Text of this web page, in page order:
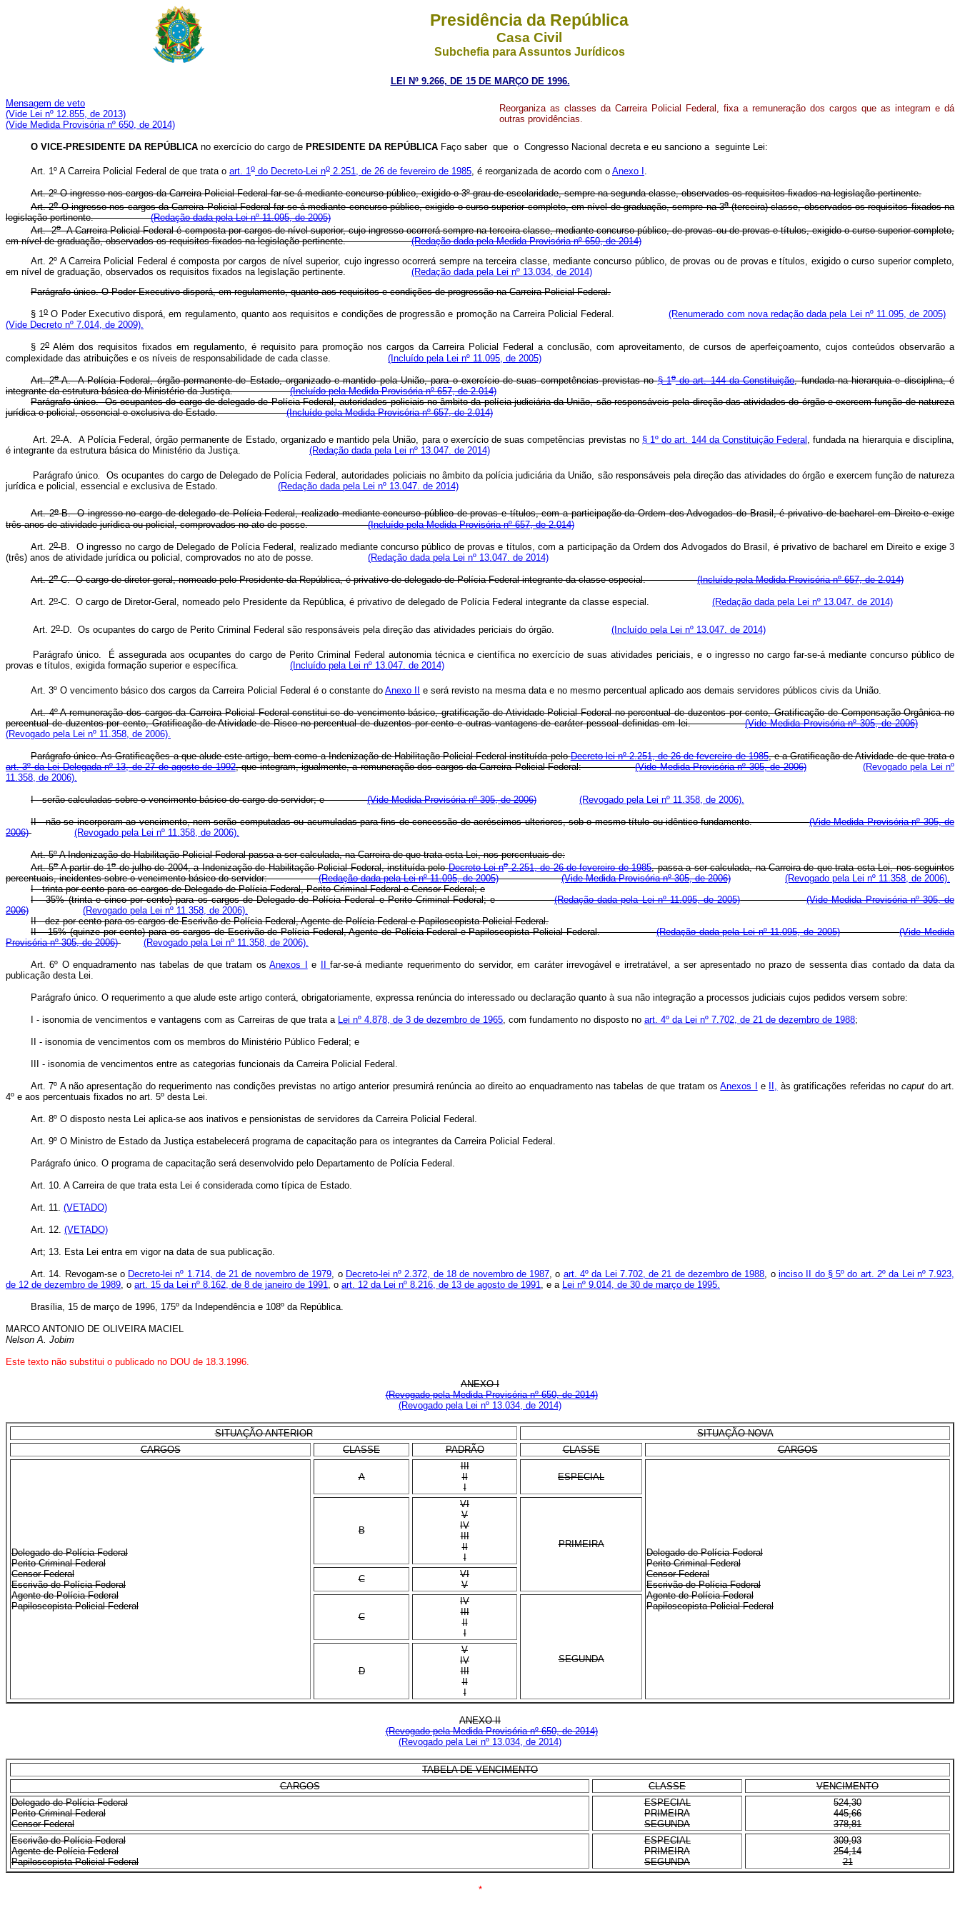
Presidência da República
Casa Civil
Subchefia para Assuntos Jurídicos
LEI Nº 9.266, DE 15 DE MARÇO DE 1996.
Mensagem de veto
(Vide Lei nº 12.855, de 2013)
(Vide Medida Provisória nº 650, de 2014)
Reorganiza as classes da Carreira Policial Federal, fixa a remuneração dos cargos que as integram e dá
outras providências.
O VICE-PRESIDENTE DA REPÚBLICA no exercício do cargo de PRESIDENTE DA REPÚBLICA Faço saber que o Congresso Nacional decreta e eu sanciono a seguinte Lei:
Art. 1º A Carreira Policial Federal de que trata o art. 1o do Decreto-Lei no 2.251, de 26 de fevereiro de 1985, é reorganizada de acordo com o Anexo I .
Art. 2º O ingresso nos cargos da Carreira Policial Federal far-se-á mediante concurso público, exigido o 3º grau de escolaridade, sempre na segunda classe, observados os requisitos fixados na legislação pertinente.
Art. 2oO ingresso nos cargos da Carreira Policial Federal far-se-á mediante concurso público, exigido o curso superior completo, em nível de graduação, sempre na 3a(terceira) classe, observados os requisitos fixados na
legislação pertinente.(Redação dada pela Lei nº 11.095, de 2005)
Art. 2oA Carreira Policial Federal é composta por cargos de nível superior, cujo ingresso ocorrerá sempre na terceira classe, mediante concurso público, de provas ou de provas e títulos, exigido o curso superior completo,
em nível de graduação, observados os requisitos fixados na legislação pertinente.(Redação dada pela Medida Provisória nº 650, de 2014)
Art. 2º A Carreira Policial Federal é composta por cargos de nível superior, cujo ingresso ocorrerá sempre na terceira classe, mediante concurso público, de provas ou de provas e títulos, exigido o curso superior completo,
em nível de graduação, observados os requisitos fixados na legislação pertinente. (Redação dada pela Lei nº 13.034, de 2014)
Parágrafo único. O Poder Executivo disporá, em regulamento, quanto aos requisitos e condições de progressão na Carreira Policial Federal.
§ 1oO Poder Executivo disporá, em regulamento, quanto aos requisitos e condições de progressão e promoção na Carreira Policial Federal.(Renumerado com nova redação dada pela Lei nº 11.095, de 2005)
(Vide Decreto nº 7.014, de 2009).
§ 2oAlém dos requisitos fixados em regulamento, é requisito para promoção nos cargos da Carreira Policial Federal a conclusão, com aproveitamento, de cursos de aperfeiçoamento, cujos conteúdos observarão a
complexidade das atribuições e os níveis de responsabilidade de cada classe. (Incluído pela Lei nº 11.095, de 2005)
Art. 2o-A. A Polícia Federal, órgão permanente de Estado, organizado e mantido pela União, para o exercício de suas competências previstas no§ 1odo art. 144 da Constituição, fundada na hierarquia e disciplina, é
integrante da estrutura básica do Ministério da Justiça.
(Incluído pela Medida Provisória nº 657, de 2.014)
Parágrafo único. Os ocupantes do cargo de delegado de Polícia Federal, autoridades policiais no âmbito da polícia judiciária da União, são responsáveis pela direção das atividades do órgão e exercem função de natureza
jurídica e policial, essencial e exclusiva de Estado.(Incluído pela Medida Provisória nº 657, de 2.014)
Art. 2o-A. A Polícia Federal, órgão permanente de Estado, organizado e mantido pela União, para o exercício de suas competências previstas no § 1º do art. 144 da Constituição Federal , fundada na hierarquia e disciplina,
é integrante da estrutura básica do Ministério da Justiça. (Redação dada pela Lei nº 13.047. de 2014)
Parágrafo único.Os ocupantes do cargo de Delegado de Polícia Federal, autoridades policiais no âmbito da polícia judiciária da União, são responsáveis pela direção das atividades do órgão e exercem função de natureza
jurídica e policial, essencial e exclusiva de Estado. (Redação dada pela Lei nº 13.047. de 2014)
Art. 2o-B. O ingresso no cargo de delegado de Polícia Federal, realizado mediante concurso público de provas e títulos, com a participação da Ordem dos Advogados do Brasil, é privativo de bacharel em Direito e exige
três anos de atividade jurídica ou policial, comprovados no ato de posse.(Incluído pela Medida Provisória nº 657, de 2.014)
Art. 2o-B. O ingresso no cargo de Delegado de Polícia Federal, realizado mediante concurso público de provas e títulos, com a participação da Ordem dos Advogados do Brasil, é privativo de bacharel em Direito e exige 3
(três) anos de atividade jurídica ou policial, comprovados no ato de posse. (Redação dada pela Lei nº 13.047. de 2014)
Art. 2o-C. O cargo de diretor-geral, nomeado pelo Presidente da República, é privativo de delegado de Polícia Federal integrante da classe especial.(Incluído pela Medida Provisória nº 657, de 2.014)
Art. 2o-C. O cargo de Diretor-Geral, nomeado pelo Presidente da República, é privativo de delegado de Polícia Federal integrante da classe especial. (Redação dada pela Lei nº 13.047. de 2014)
Art. 2o-D. Os ocupantes do cargo de Perito Criminal Federal são responsáveis pela direção das atividades periciais do órgão. (Incluído pela Lei nº 13.047. de 2014)
Parágrafo único. É assegurada aos ocupantes do cargo de Perito Criminal Federal autonomia técnica e científica no exercício de suas atividades periciais, e o ingresso no cargo far-se-á mediante concurso público de
provas e títulos, exigida formação superior e específica. (Incluído pela Lei nº 13.047. de 2014)
Art. 3º O vencimento básico dos cargos da Carreira Policial Federal é o constante do Anexo II e será revisto na mesma data e no mesmo percentual aplicado aos demais servidores públicos civis da União.
Art. 4º A remuneração dos cargos da Carreira Policial Federal constitui-se de vencimento básico, gratificação de Atividade Policial Federal no percentual de duzentos por cento, Gratificação de Compensação Orgânica no
percentual de duzentos por cento, Gratificação de Atividade de Risco no percentual de duzentos por cento e outras vantagens de caráter pessoal definidas em lei.(Vide Medida Provisória nº 305, de 2006)
(Revogado pela Lei nº 11.358, de 2006).
Parágrafo único. As Gratificações a que alude este artigo, bem como a Indenização de Habilitação Policial Federal instituída peloDecreto-lei nº 2.251, de 26 de fevereiro de 1985, e a Gratificação de Atividade de que trata o
art. 3º da Lei Delegada nº 13, de 27 de agosto de 1992, que integram, igualmente, a remuneração dos cargos da Carreira Policial Federal:(Vide Medida Provisória nº 305, de 2006)
(Revogado pela Lei nº
11.358, de 2006).
I - serão calculadas sobre o vencimento básico do cargo do servidor; e (Vide Medida Provisória nº 305, de 2006) (Revogado pela Lei nº 11.358, de 2006).
II - não se incorporam ao vencimento, nem serão computadas ou acumuladas para fins de concessão de acréscimos ulteriores, sob o mesmo título ou idêntico fundamento.(Vide Medida Provisória nº 305, de
2006)
(Revogado pela Lei nº 11.358, de 2006).
Art. 5º A Indenização de Habilitação Policial Federal passa a ser calculada, na Carreira de que trata esta Lei, nos percentuais de:
Art. 5oA partir de 1ode julho de 2004, a Indenização de Habilitação Policial Federal, instituída peloDecreto-Lei no2.251, de 26 de fevereiro de 1985, passa a ser calculada, na Carreira de que trata esta Lei, nos seguintes
percentuais, incidentes sobre o vencimento básico do servidor:(Redação dada pela Lei nº 11.095, de 2005) (Vide Medida Provisória nº 305, de 2006)
(Revogado pela Lei nº 11.358, de 2006).
I - trinta por cento para os cargos de Delegado de Polícia Federal, Perito Criminal Federal e Censor Federal; e
I – 35% (trinta e cinco por cento) para os cargos de Delegado de Polícia Federal e Perito Criminal Federal; e(Redação dada pela Lei nº 11.095, de 2005)
(Vide Medida Provisória nº 305, de
2006)
(Revogado pela Lei nº 11.358, de 2006).
II - dez por cento para os cargos de Escrivão de Polícia Federal, Agente de Polícia Federal e Papiloscopista Policial Federal.
II – 15% (quinze por cento) para os cargos de Escrivão de Polícia Federal, Agente de Polícia Federal e Papiloscopista Policial Federal.(Redação dada pela Lei nº 11.095, de 2005)
(Vide Medida
Provisória nº 305, de 2006)
(Revogado pela Lei nº 11.358, de 2006).
Art. 6º O enquadramento nas tabelas de que tratam osAnexos I e IIfar-se-á mediante requerimento do servidor, em caráter irrevogável e irretratável, a ser apresentado no prazo de sessenta dias contado da data da
publicação desta Lei.
Parágrafo único. O requerimento a que alude este artigo conterá, obrigatoriamente, expressa renúncia do interessado ou declaração quanto à sua não integração a processos judiciais cujos pedidos versem sobre:
I - isonomia de vencimentos e vantagens com as Carreiras de que trata a Lei nº 4.878, de 3 de dezembro de 1965, com fundamento no disposto no art. 4º da Lei nº 7.702, de 21 de dezembro de 1988;
II - isonomia de vencimentos com os membros do Ministério Público Federal; e
III - isonomia de vencimentos entre as categorias funcionais da Carreira Policial Federal.
Art. 7º A não apresentação do requerimento nas condições previstas no artigo anterior presumirá renúncia ao direito ao enquadramento nas tabelas de que tratam osAnexos I e II, às gratificações referidas nocaput do art.
4º e aos percentuais fixados no art. 5º desta Lei.
Art. 8º O disposto nesta Lei aplica-se aos inativos e pensionistas de servidores da Carreira Policial Federal.
Art. 9º O Ministro de Estado da Justiça estabelecerá programa de capacitação para os integrantes da Carreira Policial Federal.
Parágrafo único. O programa de capacitação será desenvolvido pelo Departamento de Polícia Federal.
Art. 10. A Carreira de que trata esta Lei é considerada como típica de Estado.
Art. 11. (VETADO)
Art. 12. (VETADO)
Art; 13. Esta Lei entra em vigor na data de sua publicação.
Art. 14. Revogam-se o Decreto-lei nº 1.714, de 21 de novembro de 1979, o Decreto-lei nº 2.372, de 18 de novembro de 1987, o art. 4º da Lei 7.702, de 21 de dezembro de 1988, oinciso II do § 5º do art. 2º da Lei nº 7.923,
de 12 de dezembro de 1989, o art. 15 da Lei nº 8.162, de 8 de janeiro de 1991, o art. 12 da Lei nº 8.216, de 13 de agosto de 1991, e a Lei nº 9.014, de 30 de março de 1995.
Brasília, 15 de março de 1996, 175º da Independência e 108º da República.
MARCO ANTONIO DE OLIVEIRA MACIEL
Nelson A. Jobim
Este texto não substitui o publicado no DOU de 18.3.1996.
ANEXO I
(Revogado pela Medida Provisória nº 650, de 2014)
(Revogado pela Lei nº 13.034, de 2014)
SITUAÇÃO ANTERIOR
SITUAÇÃO NOVA
CARGOS
CLASSE PADRÃO CLASSE CARGOS
Delegado de Polícia Federal
Perito Criminal Federal
Censor Federal
Escrivão de Polícia Federal
Agente de Polícia Federal
Papiloscopista Policial Federal
A
III
II
I
ESPECIAL
Delegado de Polícia Federal
Perito Criminal Federal
Censor Federal
Escrivão de Polícia Federal
Agente de Polícia Federal
Papiloscopista Policial Federal
B
VI
V
IV
III
II
I
PRIMEIRA
C
VI
V
C
IV
III
II
I
SEGUNDA
D
V
IV
III
II
I
ANEXO II
(Revogado pela Medida Provisória nº 650, de 2014)
(Revogado pela Lei nº 13.034, de 2014)
TABELA DE VENCIMENTO
CARGOS
CLASSE
VENCIMENTO
Delegado de Polícia Federal
Perito Criminal Federal
Censor Federal
ESPECIAL
PRIMEIRA
SEGUNDA
524,30
445,66
378,81
Escrivão de Polícia Federal
Agente de Polícia Federal
Papiloscopista Policial Federal
ESPECIAL
PRIMEIRA
SEGUNDA
309,93
254,14
21
*